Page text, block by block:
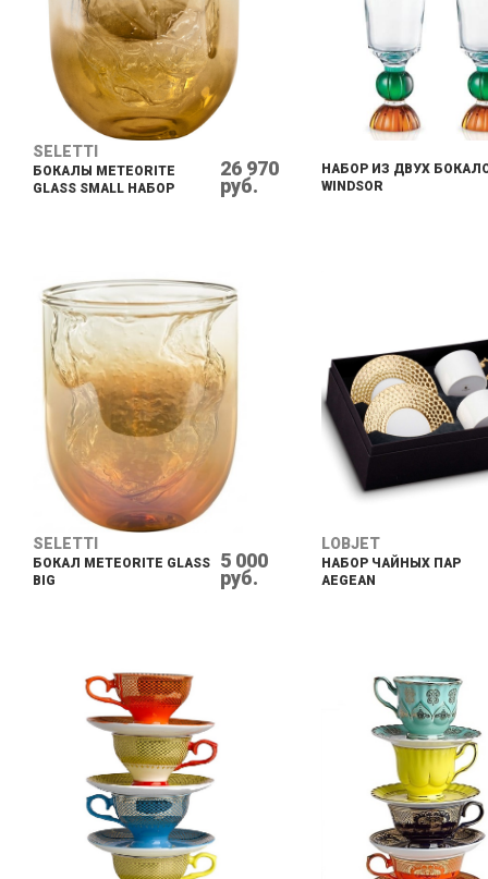
SELETTI
БОКАЛЫ METEORITE
GLASS SMALL НАБОР
26 970
руб.
НАБОР ИЗ ДВУХ
WINDSOR
SELETTI
БОКАЛ METEORITE GLASS
BIG
5 000
руб.
LOBJET
НАБОР ЧАЙНЫХ ПАР
AEGEAN